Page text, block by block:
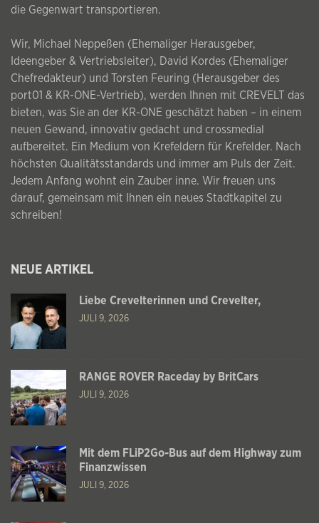
die Gegenwart transportieren.
Wir, Michael Neppeßen (Ehemaliger Herausgeber,
Ideengeber & Vertriebsleiter), David Kordes (Ehemaliger
Chefredakteur) und Torsten Feuring (Herausgeber des
port01 & KR-ONE-Vertrieb), werden Ihnen mit CREVELT das
bieten, was Sie an der KR-ONE geschätzt haben – in einem
neuen Gewand, innovativ gedacht und crossmedial
aufbereitet. Ein Medium von Krefeldern für Krefelder. Nach
höchsten Qualitätsstandards und immer am Puls der Zeit.
Jedem Anfang wohnt ein Zauber inne. Wir freuen uns
darauf, gemeinsam mit Ihnen ein neues Stadtkapitel zu
schreiben!
NEUE ARTIKEL
Liebe Crevelterinnen und Crevelter,
JULI 9, 2026
RANGE ROVER Raceday by BritCars
JULI 9, 2026
Mit dem FLiP2Go-Bus auf dem Highway zum
Finanzwissen
JULI 9, 2026